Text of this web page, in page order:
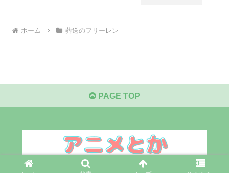
ホーム 葬送のフリーレン
PAGE TOP
© 2021 アニメとか.